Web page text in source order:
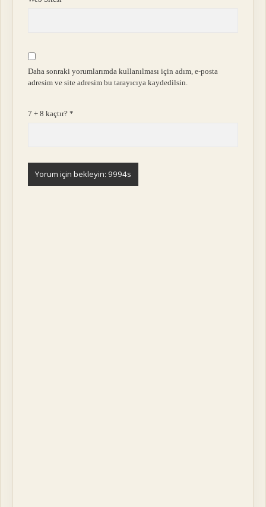
Daha sonraki yorumlarımda kullanılması için adım, e-posta
adresim ve site adresim bu tarayıcıya kaydedilsin.
7 + 8 kaçtır?*